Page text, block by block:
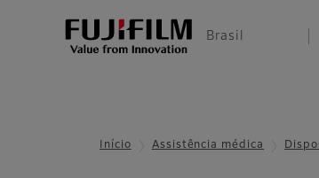
Brasil
Início Assistência médica